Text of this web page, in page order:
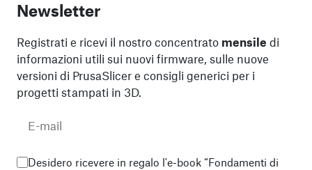
Newsletter
Registrati e ricevi il nostro concentrato mensile di
informazioni utili sui nuovi firmware, sulle nuove
versioni di PrusaSlicer e consigli generici per i
progetti stampati in 3D.
Desidero ricevere in regalo l'e-book “Fondamenti di